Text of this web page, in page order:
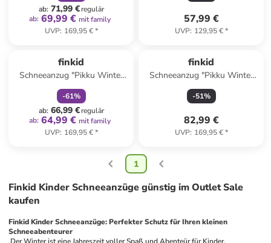
ab: 71,99 €regulär
ab: 69,99 € mit family
UVP: 169,95 €*
57,99 €
UVP: 129,95 €*
finkid
Schneeanzug "Pikku Winter
Eko" in Rosa
-61%
ab: 66,99 €regulär
ab: 64,99 € mit family
UVP: 169,95 €*
finkid
Schneeanzug "Pikku Winter
Eco" in Rot
-51%
82,99 €
UVP: 169,95 €*
1
Finkid Kinder Schneeanzüge günstig im Outlet Sale
kaufen
Finkid Kinder Schneeanzüge: Perfekter Schutz für Ihren kleinen
Schneeabenteurer